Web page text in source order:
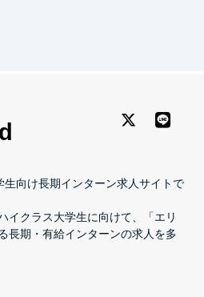
向け長期インターン求人サイトで
イクラス大学生に向けて、「エリ
長期・有給インターンの求人を多